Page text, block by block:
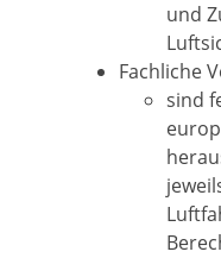
und
Fachliche
sind